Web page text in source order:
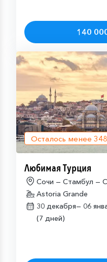
140
Осталось менее 348
Любимая Турция
Сочи — Стамбул —
Astoria Grande
30 декабря— 06
(7 дней)